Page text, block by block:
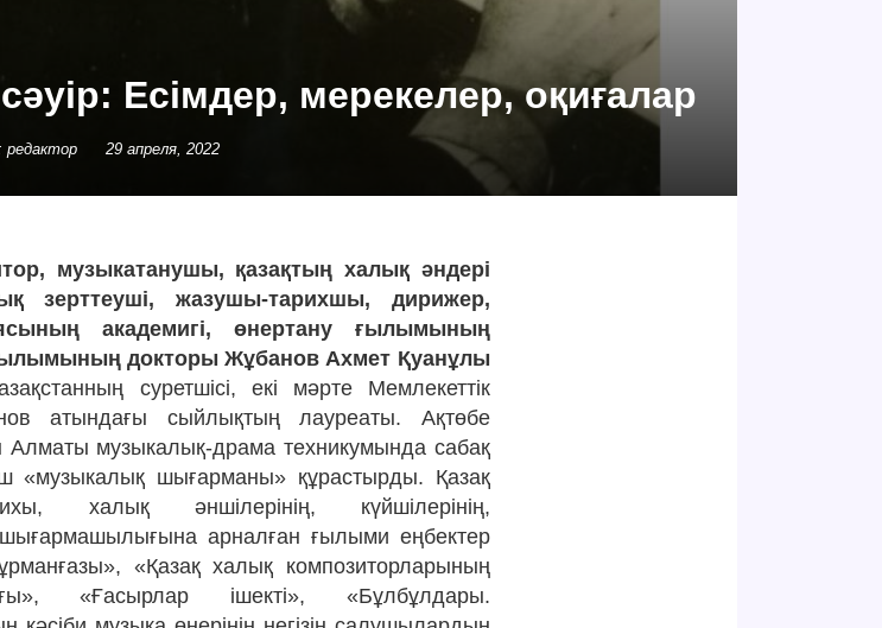
Есімдер, мерекелер, оқиғалар
редактор 29 апреля, 2022
музыкатанушы, қазақтың халық әндері
зерттеуші, жазушы-тарихшы, дирижер,
академигі, өнертану ғылымының
докторы Жұбанов Ахмет Қуанұлы
суретшісі, екі мәрте Мемлекеттік
атындағы сыйлықтың лауреаты. Ақтөбе
музыкалық-драма техникумында сабақ
«музыкалық шығарманы» құрастырды. Қазақ
халық әншілерінің, күйшілерінің,
арналған ғылыми еңбектер
«Қазақ халық композиторларының
«Ғасырлар ішекті», «Бұлбұлдары.